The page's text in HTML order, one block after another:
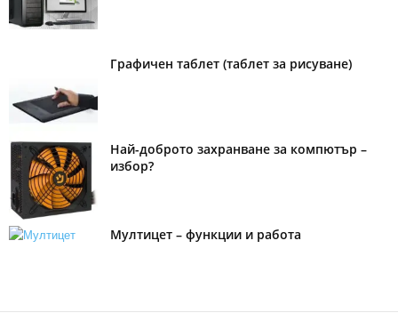
Графичен таблет (таблет за рисуване)
Най-доброто захранване за компютър –
избор?
Мултицет – функции и работа